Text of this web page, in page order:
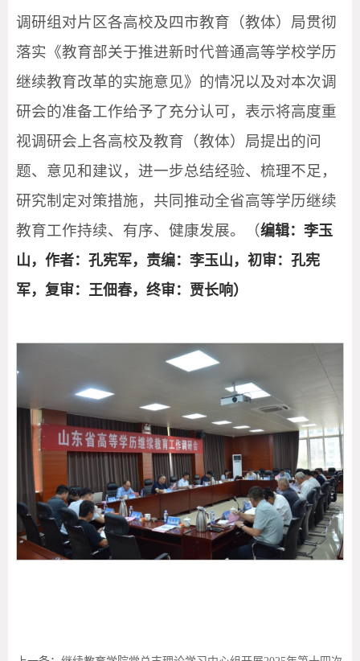
调研组对片区各高校及四市教育（教体）局贯彻
落实《教育部关于推进新时代普通高等学校学历
继续教育改革的实施意见》的情况以及对本次调
研会的准备工作给予了充分认可，表示将高度重
视调研会上各高校及教育（教体）局提出的问
题、意见和建议，进一步总结经验、梳理不足，
研究制定对策措施，共同推动全省高等学历继续
教育工作持续、有序、健康发展。（编辑：李玉
山，作者：孔宪军，责编：李玉山，初审：孔宪
军，复审：王佃春，终审：贾长响）